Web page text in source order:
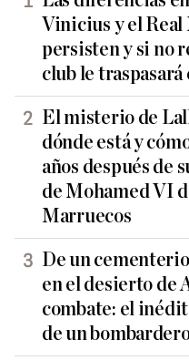
Vinicius y el
persisten y si no
club le traspasará
El misterio de
dónde está y
años después de
de Mohamed VI
Marruecos
De un
en el desierto de
combate: el
de un